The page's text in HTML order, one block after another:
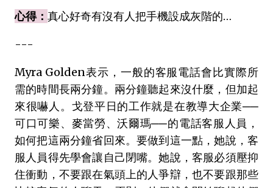
心得： 真心好奇有沒有人把手機設成灰階的…
---
Myra Golden表示，一般的客服電話會比實際所
需的時間長兩分鐘。兩分鐘聽起來沒什麼，但加起
來很嚇人。戈登平日的工作就是在教導大企業──
可口可樂、麥當勞、沃爾瑪──的電話客服人員，
如何把這兩分鐘省回來。要做到這一點，她說，客
服人員得先學會讓自己閉嘴。她說，客服必須壓抑
住衝動，不要跟在氣頭上的人爭辯，也不要跟那些